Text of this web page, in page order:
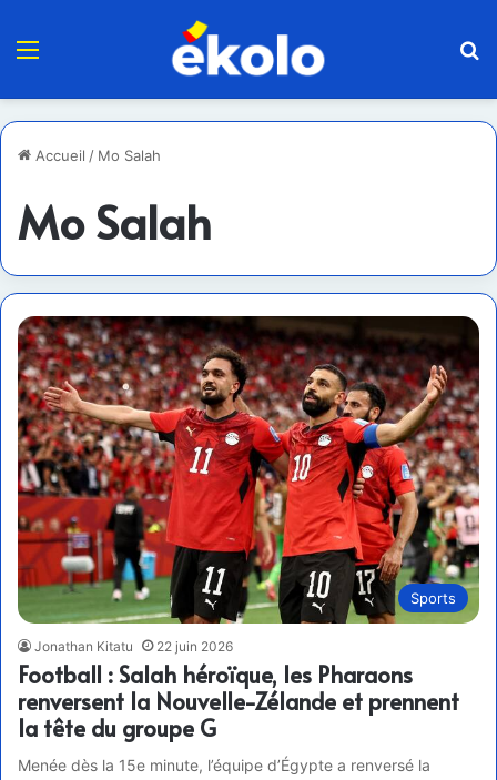
Menu
Accueil / Mo Salah
Mo Salah
Sports
Jonathan Kitatu 22 juin 2026
Football : Salah héroïque, les Pharaons
renversent la Nouvelle-Zélande et prennent
la tête du groupe G
Menée dès la 15e minute, l’équipe d’Égypte a renversé la